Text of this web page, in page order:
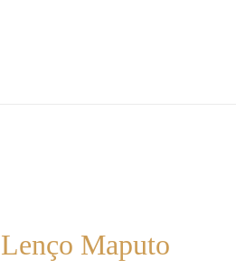
Lenço Maputo